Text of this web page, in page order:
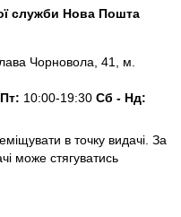
служби Нова Пошта
Чорновола, 41, м.
10:00-19:30 Сб - Нд:
в точку видачі. За
може стягуватись